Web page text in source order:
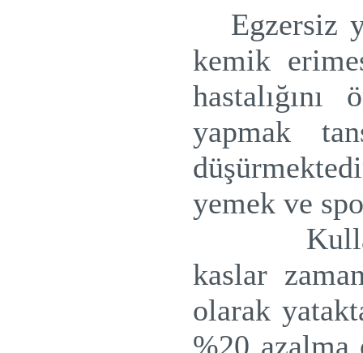
Egzersiz
kemik
yapmak
yemek ve
kaslar
olarak
%20 azalma